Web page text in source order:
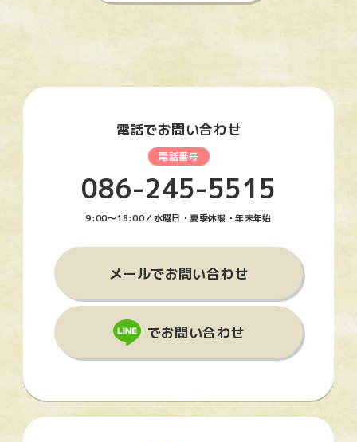
電話でお問い合わせ
086-245-5515
9:00〜18:00／水曜日・夏季休暇・年末年始
メールでお問い合わせ
でお問い合わせ